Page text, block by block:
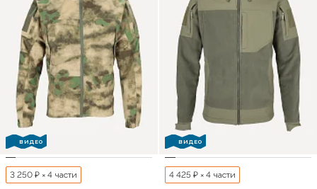
ВИДЕО
3 250 ₽ × 4 части
ВИДЕО
4 425 ₽ × 4 части